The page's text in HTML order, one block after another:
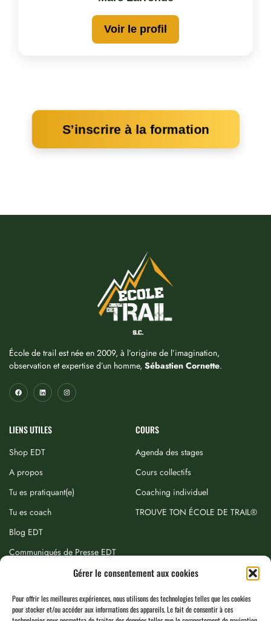
Gérer le consentement aux cookies
Pour offrir les meilleures expériences, nous utilisons des technologies telles que les cookies
pour stocker et/ou accéder aux informations des appareils. Le fait de consentir à ces
Voir le profil
S’inscrire à la formation
École de trail est née en 2009, à l’origine de l’imagination,
observation et expertise d’un homme, Sébastien Cornette.
LIENS UTILES
Shop EDT
A propos
Tu es pratiquant(e)
Tu es coach
Blog EDT
Communiqués de Presse EDT
COURS
Agenda des stages
Cours collectifs
Coaching individuel
TROUVE TON ÉCOLE DE TRAIL®